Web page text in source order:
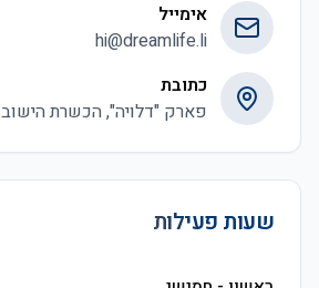
אימייל
hi@dreamlife.li
כתובת
פארק "דלויה", הכשרת הישוב 3, באר שבע
שעות פעילות